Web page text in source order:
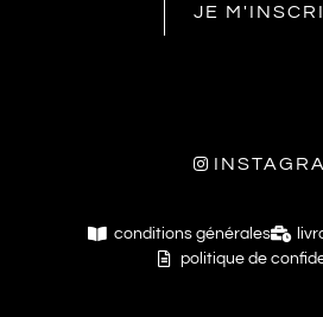
JE
conditions générales
politique de